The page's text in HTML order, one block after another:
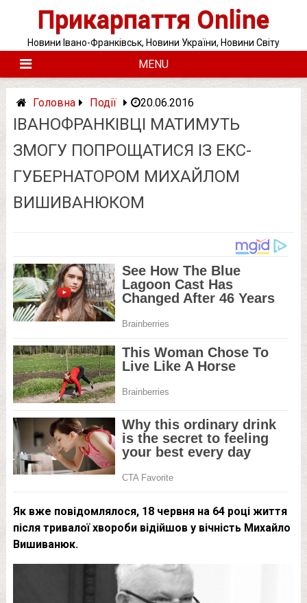
Прикарпаття Online
Новини Івано-Франківськ, Новини України, Новини Світу
MENU
Головна Події 20.06.2016
ІВАНОФРАНКІВЦІ МАТИМУТЬ
ЗМОГУ ПОПРОЩАТИСЯ ІЗ ЕКС-
ГУБЕРНАТОРОМ МИХАЙЛОМ
ВИШИВАНЮКОМ
Як вже повідомлялося, 18 червня на 64 році життя
після тривалої хвороби відійшов у вічність Михайло
Вишиванюк.